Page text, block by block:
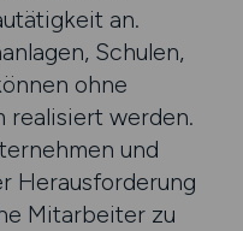
an.
Schulen,
ohne
realisiert werden.
und
Herausforderung
Mitarbeiter zu